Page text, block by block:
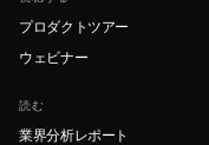
プロダクトツアー
ウェビナー
読む
業界分析レポート